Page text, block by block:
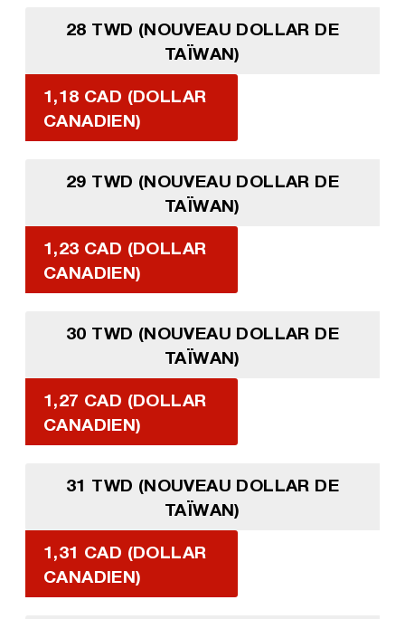
28 TWD (NOUVEAU DOLLAR DE
TAÏWAN)
1,18 CAD (DOLLAR
CANADIEN)
29 TWD (NOUVEAU DOLLAR DE
TAÏWAN)
1,23 CAD (DOLLAR
CANADIEN)
30 TWD (NOUVEAU DOLLAR DE
TAÏWAN)
1,27 CAD (DOLLAR
CANADIEN)
31 TWD (NOUVEAU DOLLAR DE
TAÏWAN)
1,31 CAD (DOLLAR
CANADIEN)